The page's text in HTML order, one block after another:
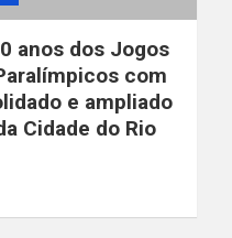
anos dos Jogos
com
e ampliado
Cidade do Rio